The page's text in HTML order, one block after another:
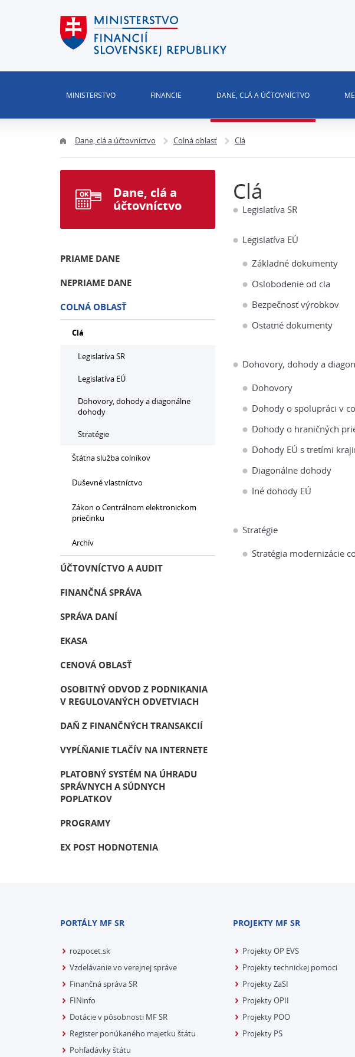
MINISTERSTVO FINANCIE DANE, CLÁ A ÚČTOVNÍCTVO
Dane, clá a účtovníctvo Colná oblasť Clá
Clá
Legislatíva SR
Legislatíva EÚ
Základné dokumenty
Oslobodenie od cla
Bezpečnosť výrobkov
Ostatné dokumenty
Dohovory, dohody a
Dohovory
Dohody o spolupráci v
Dohody o hraničných
Dohody EÚ s tretími
Diagonálne dohody
Iné dohody EÚ
Stratégie
Stratégia modernizácie
Dane, clá a
účtovníctvo
PRIAME DANE
NEPRIAME DANE
COLNÁ OBLASŤ
Clá
Legislatíva SR
Legislatíva EÚ
Dohovory, dohody a diagonálne
dohody
Stratégie
Štátna služba colníkov
Duševné vlastníctvo
Zákon o Centrálnom elektronickom
priečinku
Archív
ÚČTOVNÍCTVO A AUDIT
FINANČNÁ SPRÁVA
SPRÁVA DANÍ
EKASA
CENOVÁ OBLASŤ
OSOBITNÝ ODVOD Z PODNIKANIA
V REGULOVANÝCH ODVETVIACH
DAŇ Z FINANČNÝCH TRANSAKCIÍ
VYPĹŇANIE TLAČÍV NA INTERNETE
PLATOBNÝ SYSTÉM NA ÚHRADU
SPRÁVNYCH A SÚDNYCH
POPLATKOV
PROGRAMY
EX POST HODNOTENIA
PORTÁLY MF SR
rozpocet.sk
Vzdelávanie vo verejnej správe
Finančná správa SR
FINinfo
Dotácie v pôsobnosti MF SR
Register ponúkaného majetku štátu
Pohľadávky štátu
PROJEKTY MF SR
Projekty OP EVS
Projekty technickej pomoci
Projekty ZaSI
Projekty OPII
Projekty POO
Projekty PS